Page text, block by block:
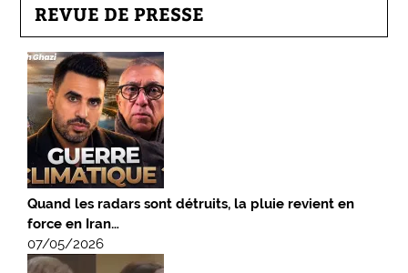
REVUE DE PRESSE
Quand les radars sont détruits, la pluie revient en
force en Iran…
07/05/2026